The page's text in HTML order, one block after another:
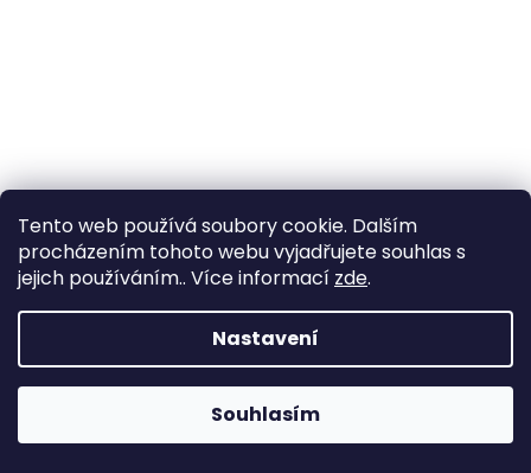
Tento web používá soubory cookie. Dalším
procházením tohoto webu vyjadřujete souhlas s
jejich používáním.. Více informací zde.
Nastavení
Souhlasím